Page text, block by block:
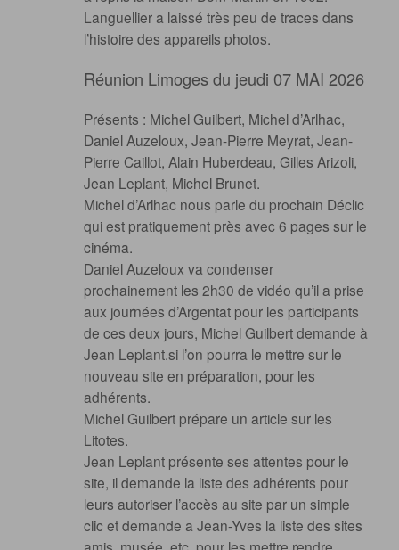
Languellier a laissé très peu de traces dans
l’histoire des appareils photos.
Réunion Limoges du jeudi 07 MAI 2026
Présents : Michel Guilbert, Michel d’Arlhac,
Daniel Auzeloux, Jean-Pierre Meyrat, Jean-
Pierre Caillot, Alain Huberdeau, Gilles Arizoli,
Jean Leplant, Michel Brunet.
Michel d’Arlhac nous parle du prochain Déclic
qui est pratiquement près avec 6 pages sur le
cinéma.
Daniel Auzeloux va condenser
prochainement les 2h30 de vidéo qu’il a prise
aux journées d’Argentat pour les participants
de ces deux jours, Michel Guilbert demande à
Jean Leplant.si l’on pourra le mettre sur le
nouveau site en préparation, pour les
adhérents.
Michel Guilbert prépare un article sur les
Litotes.
Jean Leplant présente ses attentes pour le
site, il demande la liste des adhérents pour
leurs autoriser l’accès au site par un simple
clic et demande a Jean-Yves la liste des sites